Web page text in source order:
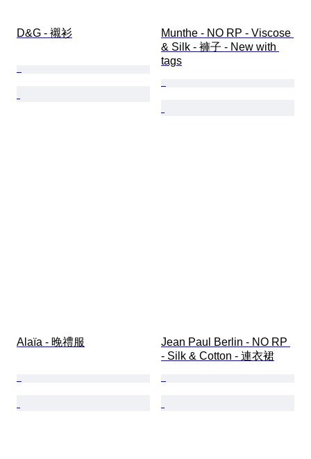
D&G - 襯衫
Munthe - NO RP - Viscose
& Silk - 褲子 - New with
tags
Alaïa - 晚禮服
Jean Paul Berlin - NO RP
- Silk & Cotton - 連衣裙